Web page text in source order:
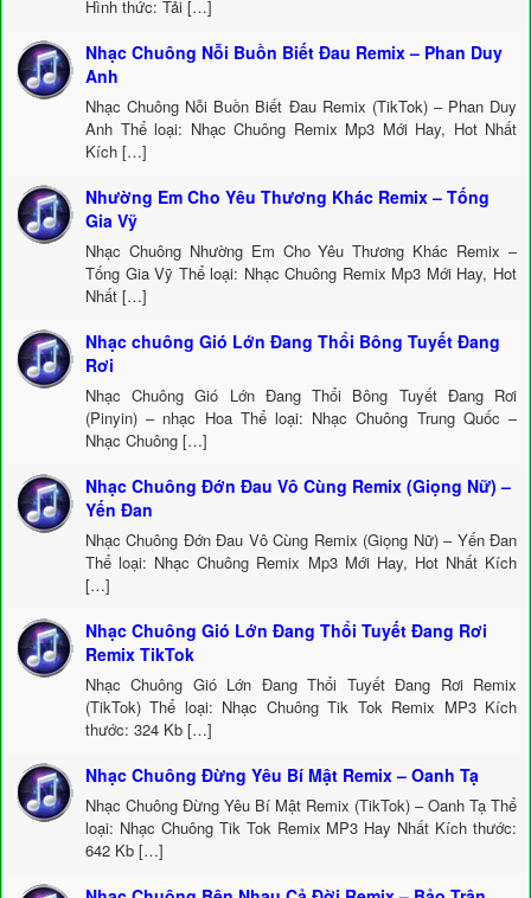
Hình thức: Tải […]
Nhạc Chuông Nỗi Buồn Biết Đau Remix – Phan Duy
Anh
Nhạc Chuông Nỗi Buồn Biết Đau Remix (TikTok) – Phan Duy
Anh Thể loại: Nhạc Chuông Remix Mp3 Mới Hay, Hot Nhất
Kích […]
Nhường Em Cho Yêu Thương Khác Remix – Tống
Gia Vỹ
Nhạc Chuông Nhường Em Cho Yêu Thương Khác Remix –
Tống Gia Vỹ Thể loại: Nhạc Chuông Remix Mp3 Mới Hay, Hot
Nhất […]
Nhạc chuông Gió Lớn Đang Thổi Bông Tuyết Đang
Rơi
Nhạc Chuông Gió Lớn Đang Thổi Bông Tuyết Đang Rơi
(Pinyin) – nhạc Hoa Thể loại: Nhạc Chuông Trung Quốc –
Nhạc Chuông […]
Nhạc Chuông Đớn Đau Vô Cùng Remix (Giọng Nữ) –
Yến Đan
Nhạc Chuông Đớn Đau Vô Cùng Remix (Giọng Nữ) – Yến Đan
Thể loại: Nhạc Chuông Remix Mp3 Mới Hay, Hot Nhất Kích
[…]
Nhạc Chuông Gió Lớn Đang Thổi Tuyết Đang Rơi
Remix TikTok
Nhạc Chuông Gió Lớn Đang Thổi Tuyết Đang Rơi Remix
(TikTok) Thể loại: Nhạc Chuông Tik Tok Remix MP3 Kích
thước: 324 Kb […]
Nhạc Chuông Đừng Yêu Bí Mật Remix – Oanh Tạ
Nhạc Chuông Đừng Yêu Bí Mật Remix (TikTok) – Oanh Tạ Thể
loại: Nhạc Chuông Tik Tok Remix MP3 Hay Nhất Kích thước:
642 Kb […]